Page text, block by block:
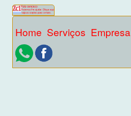
Home Serviços Empresa